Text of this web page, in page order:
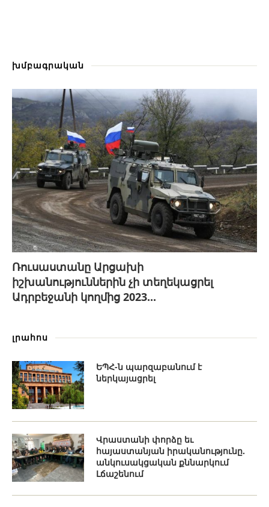
խմբագրական
Ռուսաստանը Արցախի
իշխանություններին չի տեղեկացրել
Ադրբեջանի կողմից 2023...
լրահոս
ԵՊՀ-ն պարզաբանում է
ներկայացրել
Վրաստանի փորձը եւ
հայաստանյան իրականությունը.
անկուսակցական քննարկում
Լճաշենում